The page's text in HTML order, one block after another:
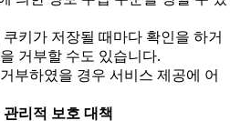
키가 저장될 때마다 확인을 하거
거부할 수도 있습니다.
부하였을 경우 서비스 제공에 어
리적 보호 대책